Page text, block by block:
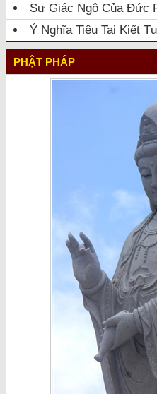
Sự Giác Ngộ Của Đức
Ý Nghĩa Tiêu Tai Kiết
PHẬT PHÁP